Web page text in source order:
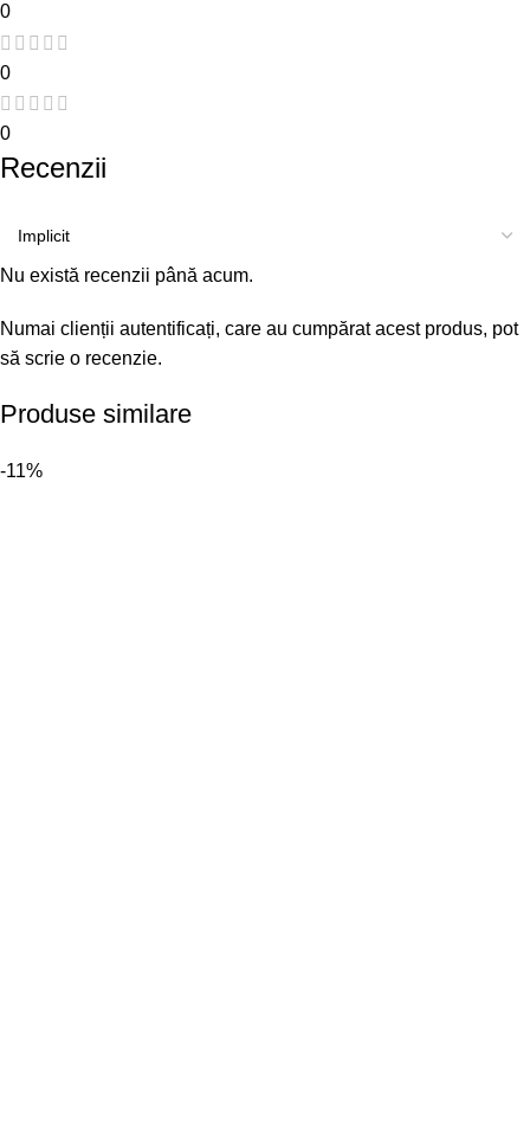
0
0
0
Recenzii
Nu există recenzii până acum.
Numai clienții autentificați, care au cumpărat acest produs, pot
să scrie o recenzie.
Produse similare
-11%